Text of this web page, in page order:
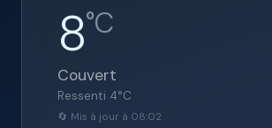
8°C
Couvert
Ressenti 4°C
🔄 Mis à jour à 08:02